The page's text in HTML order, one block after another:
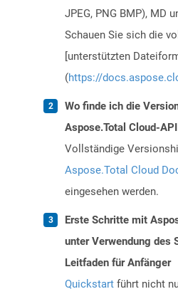
JPEG, PNG BMP), MD
Schauen Sie sich die
[unterstützten
(https://
Wo finde ich die
Aspose.Total Cloud-
Vollständige
Aspose.Total Cloud
eingesehen werden.
Erste Schritte mit
unter Verwendung des
Leitfaden für Anfänger
Quickstart führt nicht